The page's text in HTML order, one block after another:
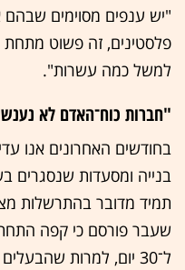
"יש ענפים מסוימים שבהם
פלסטינים, זה פשוט מתחת
למשל כמה עשרות".
"חברות כוח־האדם לא
בחודשים האחרונים אנו
בנייה ומסעדות
תמיד מדובר בהתרשלות
שעבר פורסם כי קפה
ל־30 יום, למרות